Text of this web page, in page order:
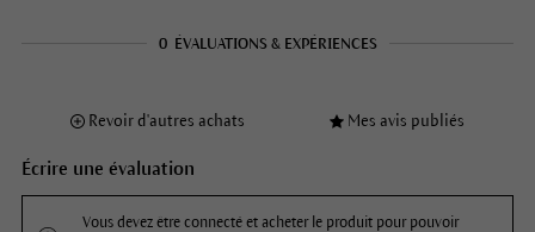
0 ÉVALUATIONS & EXPÉRIENCES
Revoir d'autres achats Mes avis publiés
Écrire une évaluation
Vous devez être connecté et acheter le produit pour pouvoir